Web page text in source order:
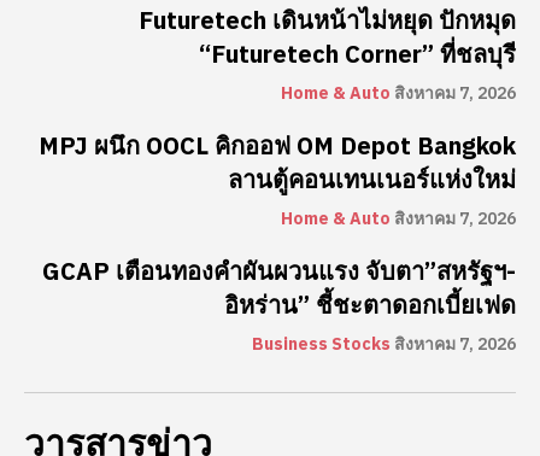
Futuretech เดินหน้าไม่หยุด ปักหมุด
“Futuretech Corner” ที่ชลบุรี
Home & Auto สิงหาคม 7, 2026
MPJ ผนึก OOCL คิกออฟ OM Depot Bangkok
ลานตู้คอนเทนเนอร์แห่งใหม่
Home & Auto สิงหาคม 7, 2026
GCAP เตือนทองคำผันผวนแรง จับตา”สหรัฐฯ-
อิหร่าน” ชี้ชะตาดอกเบี้ยเฟด
Business Stocks สิงหาคม 7, 2026
วารสารข่าว